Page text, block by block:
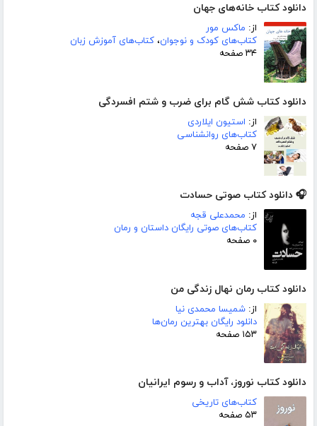
دانلود کتاب خانه‌های جهان
از: ماکس مور
کتاب‌های کودک و نوجوان، کتاب‌های آموزش زبان
۳۴ صفحه
دانلود کتاب شش گام برای ضرب و شتم افسردگی
از: استیون ایلاردی
کتاب‌های روانشناسی
۷ صفحه
🎧 دانلود کتاب صوتی حسادت
از: محمدعلی قجه
کتاب‌های صوتی رایگان داستان و رمان
۰ صفحه
دانلود کتاب رمان نهال زندگی من
از: شمیسا محمدی نیا
دانلود رایگان بهترین رمان‌ها
۱۵۳ صفحه
دانلود کتاب نوروز، آداب و رسوم ایرانیان
کتاب‌های تاریخی
۵۳ صفحه